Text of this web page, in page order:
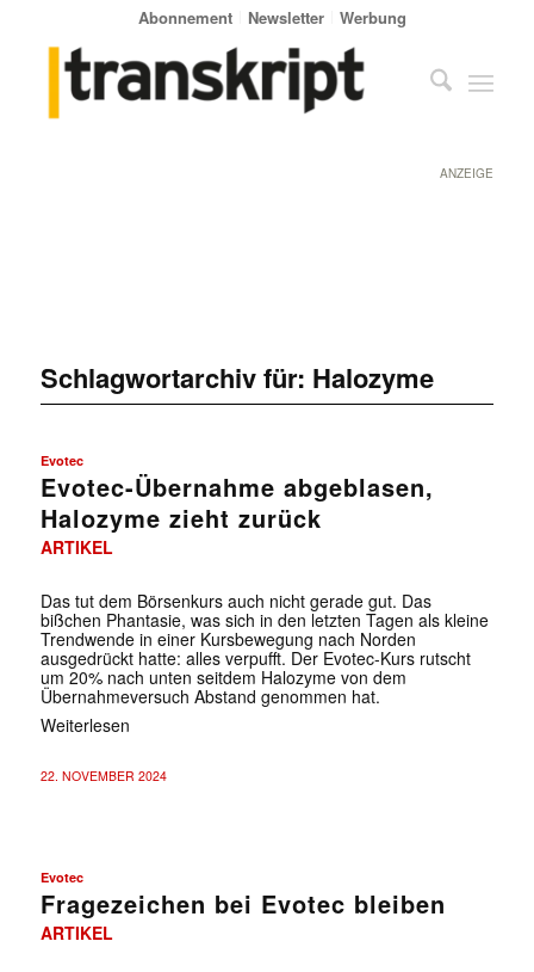
Abonnement Newsletter Werbung
ANZEIGE
Schlagwortarchiv für: Halozyme
Evotec
Evotec-Übernahme abgeblasen,
Halozyme zieht zurück
ARTIKEL
Das tut dem Börsenkurs auch nicht gerade gut. Das
bißchen Phantasie, was sich in den letzten Tagen als kleine
Trendwende in einer Kursbewegung nach Norden
ausgedrückt hatte: alles verpufft. Der Evotec-Kurs rutscht
um 20% nach unten seitdem Halozyme von dem
Übernahmeversuch Abstand genommen hat.
Weiterlesen
22. NOVEMBER 2024
Evotec
Fragezeichen bei Evotec bleiben
ARTIKEL